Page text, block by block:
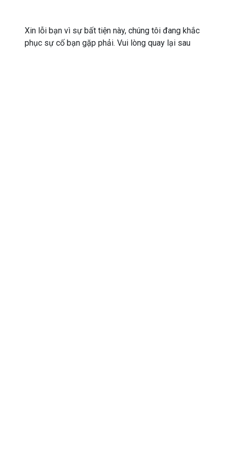
Xin lỗi bạn vì sự bất tiện này, chúng tôi đang khắc
phục sự cố bạn gặp phải. Vui lòng quay lại sau